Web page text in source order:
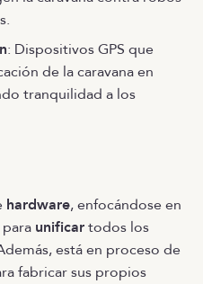
: Dispositivos GPS que
de la caravana en
tranquilidad a los
hardware, enfocándose en
para unificartodos los
está en proceso de
fabricar sus propios